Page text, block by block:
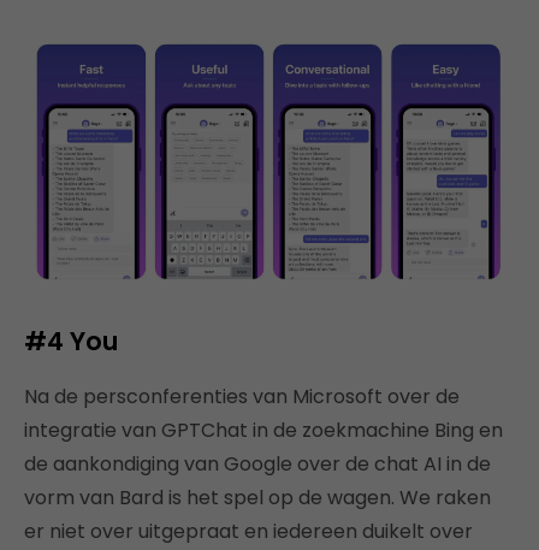
#4 You
Na de persconferenties van Microsoft over de
integratie van GPTChat in de zoekmachine Bing en
de aankondiging van Google over de chat AI in de
vorm van Bard is het spel op de wagen. We raken
er niet over uitgepraat en iedereen duikelt over